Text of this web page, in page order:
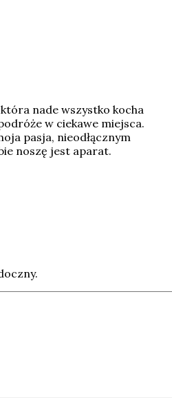
nade wszystko kocha
w ciekawe miejsca.
pasja, nieodłącznym
noszę jest aparat.